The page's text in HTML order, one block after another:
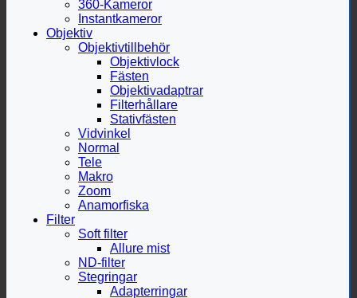
360-Kameror
Instantkameror
Objektiv
Objektivtillbehör
Objektivlock
Fästen
Objektivadaptrar
Filterhållare
Stativfästen
Vidvinkel
Normal
Tele
Makro
Zoom
Anamorfiska
Filter
Soft filter
Allure mist
ND-filter
Stegringar
Adapterringar